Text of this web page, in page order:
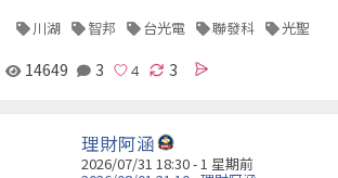
川湖 智邦 台光電 聯發科 光聖
14649 3 3
理財阿涵
2026/07/31 18:30 - 1 星期前